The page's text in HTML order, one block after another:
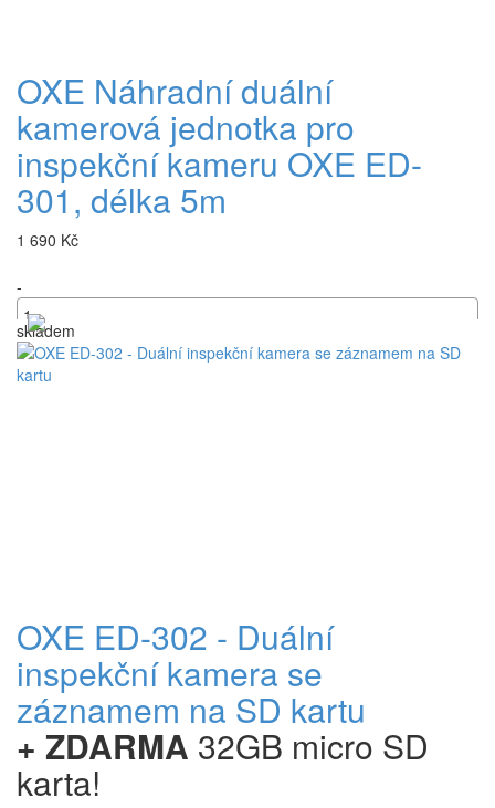
OXE Náhradní duální
kamerová jednotka pro
inspekční kameru OXE ED-
301, délka 5m
1 690 Kč
-
+
skladem
OXE ED-302 - Duální
inspekční kamera se
záznamem na SD kartu
+ ZDARMA 32GB micro SD
karta!